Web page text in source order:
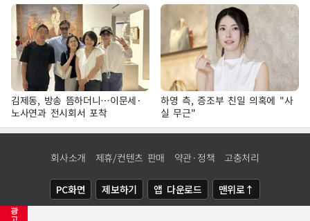
광
고
김제동, 방송 뜸하더니…이문세·
노사연과 전시회서 포착
하영 측, 증조부 친일 의혹에 "사
실 무근"
회사소개 제휴/컨텐츠 판매 약관·정책 고충처리
PC화면 제보하기 앱 다운로드 맨위로↑